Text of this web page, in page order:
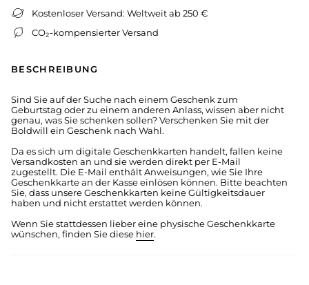
Kostenloser Versand: Weltweit ab 250 €
CO₂-kompensierter Versand
BESCHREIBUNG
Sind Sie auf der Suche nach einem Geschenk zum
Geburtstag oder zu einem anderen Anlass, wissen aber nicht
genau, was Sie schenken sollen? Verschenken Sie mit der
Boldwill ein Geschenk nach Wahl.
Da es sich um digitale Geschenkkarten handelt, fallen keine
Versandkosten an und sie werden direkt per E-Mail
zugestellt. Die E-Mail enthält Anweisungen, wie Sie Ihre
Geschenkkarte an der Kasse einlösen können. Bitte beachten
Sie, dass unsere Geschenkkarten keine Gültigkeitsdauer
haben und nicht erstattet werden können.
Wenn Sie stattdessen lieber eine physische Geschenkkarte
wünschen, finden Sie diese hier.